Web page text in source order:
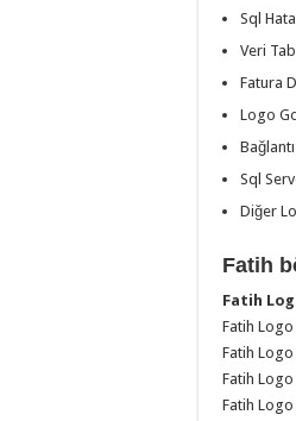
Sql
Veri
Fatura
Logo
Sql
Diğer
Fatih
Fatih
Fatih Logo
Fatih Logo
Fatih Logo
Fatih Logo